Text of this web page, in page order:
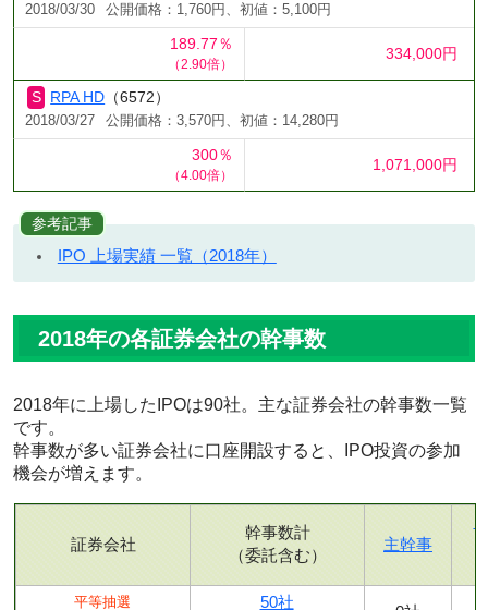
2018/03/30 公開価格：1,760円、初値：5,100円
189.77％
（2.90倍）
334,000円
RPA HD （6572）
2018/03/27 公開価格：3,570円、初値：14,280円
300％
（4.00倍）
1,071,000円
参考記事
IPO 上場実績 一覧（2018年）
2018年の各証券会社の幹事数
2018年に上場したIPOは90社。主な証券会社の幹事数一覧
です。
幹事数が多い証券会社に口座開設すると、IPO投資の参加
機会が増えます。
証券会社
幹事数計
（委託含む）
主幹事
平等抽選 50社